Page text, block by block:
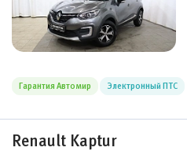
Гарантия Автомир Электронный ПТС
Renault Kaptur